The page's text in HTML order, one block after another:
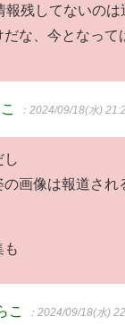
報残してないのは
だな、今となって
：2024/09/18(水)
画像は報道され
も
こ ：2024/09/18(水)